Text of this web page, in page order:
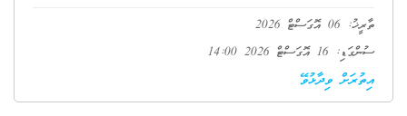
ތާރީޚު: 06 އޮގަސްޓް 2026
ސުންގަޑި: 16 އޮގަސްޓް 2026 14:00
އިތުރަށް ވިދާޅުވޭ